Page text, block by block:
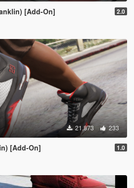
[Add-On] 2.0
21,873 233
[Add-On] 1.0